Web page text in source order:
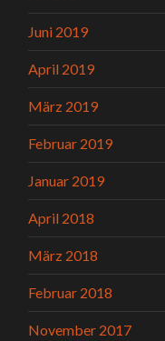
Juni 2019
April 2019
März 2019
Februar 2019
Januar 2019
April 2018
März 2018
Februar 2018
November 2017